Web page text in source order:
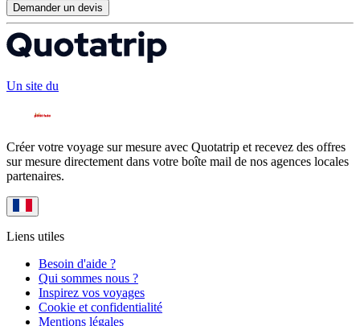
Demander un devis
Un site du
Créer votre voyage sur mesure avec Quotatrip et recevez des offres
sur mesure directement dans votre boîte mail de nos agences locales
partenaires.
Liens utiles
Besoin d'aide ?
Qui sommes nous ?
Inspirez vos voyages
Cookie et confidentialité
Mentions légales